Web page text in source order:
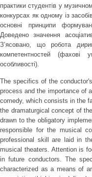
практики студентів у
конкурсах як одному із
основні принципи
Доведено значення
З’ясовано, що робота
компетентностей (фахові
особливості).
The specifics of the
process and the importance of
comedy, which consists in the
the dramaturgical concept of
drawn to the obligatory
responsible for the musical
professional skill are laid in
musical theaters. Attention is
in future conductors. The
characterized as a means of